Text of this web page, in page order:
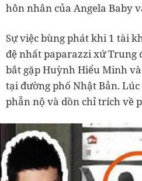
hôn nhân của Angela Baby
Sự việc bùng phát khi 1 tài
đệ nhất paparazzi xứ Trung
bắt gặp Huỳnh Hiểu Minh
tại đường phố Nhật Bản.
phẫn nộ và dồn chỉ trích về